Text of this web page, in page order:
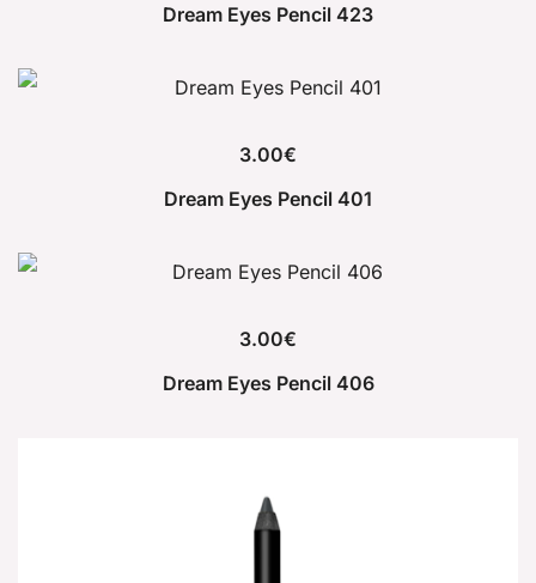
Dream Eyes Pencil 423
3.00€
Dream Eyes Pencil 401
3.00€
Dream Eyes Pencil 406